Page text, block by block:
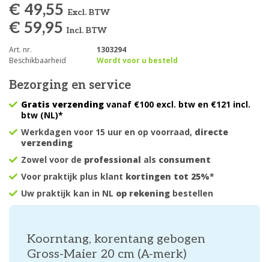
€ 49,55 Excl. BTW
€ 59,95 Incl. BTW
Art. nr.
1303294
Beschikbaarheid
Wordt voor u besteld
Bezorging en service
Gratis verzending vanaf €100 excl. btw en €121 incl.
btw (NL)*
Werkdagen voor 15 uur en op voorraad, directe
verzending
Zowel voor de professional als consument
Voor praktijk plus klant kortingen tot 25%*
Uw praktijk kan in NL op rekening bestellen
Koorntang, korentang gebogen
Gross-Maier 20 cm (A-merk)